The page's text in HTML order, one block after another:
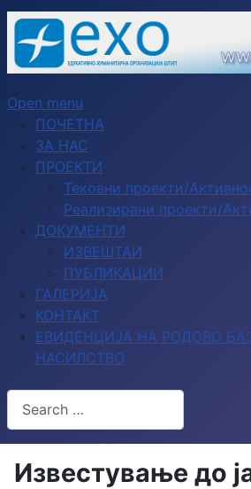
Open menu
ПОЧЕТНА
ЗА НАС
ПРОЕКТИ
Тековни проекти/
Реализирани проекти/
ДОКУМЕНТИ
ИЗВЕШТАИ
ПУБЛИКАЦИИ
ГАЛЕРИЈА
КОНТАКТ
ЕВИДЕНЦИЈА НА РОДОВО
НАСИЛСТВО
Search
Type 2 or more characters for
Известување до